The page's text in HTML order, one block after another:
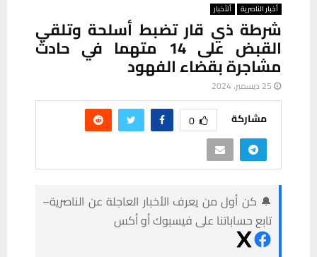
أخبار الناصرية ألأخبار
شرطة ذي قار تضبط أسلحة وتلقي
القبض على 14 متهما في حادث
مشاجرة بقضاء الفهود
25 ديسمبر، 2024
مشاركة 0
🔔 كن أول من يعرف الأخبار العاجلة عن الناصرية–
تابع حساباتنا على فيسبوك أو أكس